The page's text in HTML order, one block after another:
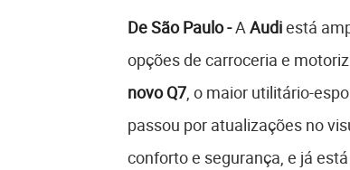
De São Paulo -AAudiestá
opções de carroceria e
novo Q7, o maior utilitário-
passou por atualizações no
conforto e segurança, e já